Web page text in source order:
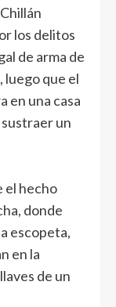
los delitos
de arma de
luego que el
en una casa
un
el hecho
donde
escopeta,
en la
de un